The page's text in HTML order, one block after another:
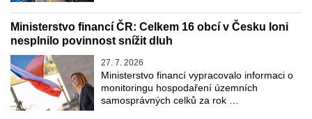
Ministerstvo financí ČR: Celkem 16 obcí v Česku loni
nesplnilo povinnost snížit dluh
27. 7. 2026
Ministerstvo financí vypracovalo informaci o
monitoringu hospodaření územních
samosprávných celků za rok …